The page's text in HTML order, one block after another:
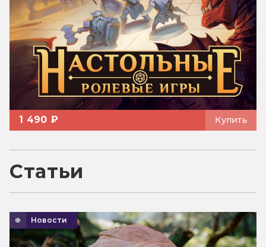
1 490 ₽ Купить
Статьи
Новости